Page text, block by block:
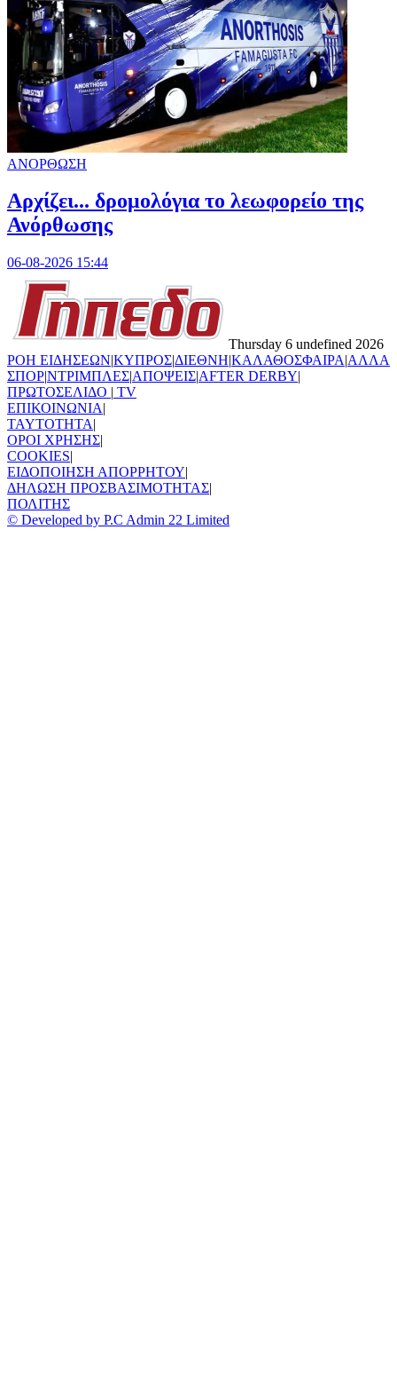
ΑΝΟΡΘΩΣΗ
Αρχίζει... δρομολόγια το λεωφορείο της
Ανόρθωσης
06-08-2026 15:44
Thursday 6 undefined 2026
ΡΟΗ ΕΙΔΗΣΕΩΝ|ΚΥΠΡΟΣ|ΔΙΕΘΝΗ|ΚΑΛΑΘΟΣΦΑΙΡΑ|ΑΛΛΑ
ΣΠΟΡ|ΝΤΡΙΜΠΛΕΣ|ΑΠΟΨΕΙΣ|AFTER DERBY|
ΠΡΩΤΟΣΕΛΙΔΟ | TV
ΕΠΙΚΟΙΝΩΝΙΑ|
TAYTOTHTA|
ΟΡΟΙ ΧΡΗΣΗΣ|
COOKIES|
ΕΙΔΟΠΟΙΗΣΗ ΑΠΟΡΡΗΤΟΥ|
ΔΗΛΩΣΗ ΠΡΟΣΒΑΣΙΜΟΤΗΤΑΣ|
ΠΟΛΙΤΗΣ
© Developed by P.C Admin 22 Limited